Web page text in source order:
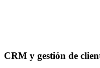
CRM y gestión de